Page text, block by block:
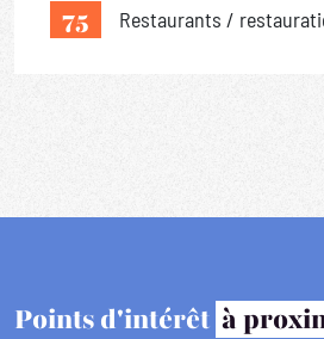
75 Restaurants /
Points d'intérêt à